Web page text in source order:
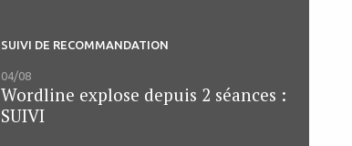
SUIVI DE RECOMMANDATION
04/08
Wordline explose depuis 2 séances :
SUIVI